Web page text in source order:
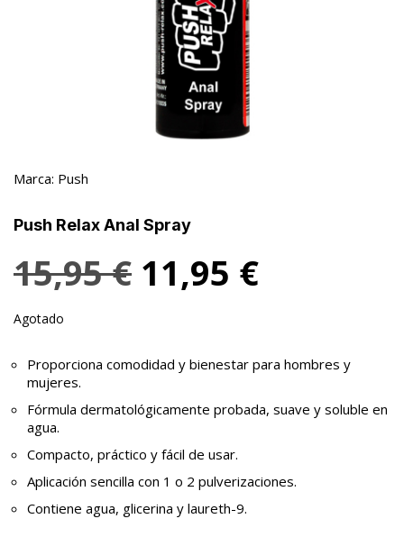
Marca: Push
Push Relax Anal Spray
15,95€ 11,95 €
Agotado
Proporciona comodidad y bienestar para hombres y
mujeres.
Fórmula dermatológicamente probada, suave y soluble en
agua.
Compacto, práctico y fácil de usar.
Aplicación sencilla con 1 o 2 pulverizaciones.
Contiene agua, glicerina y laureth-9.